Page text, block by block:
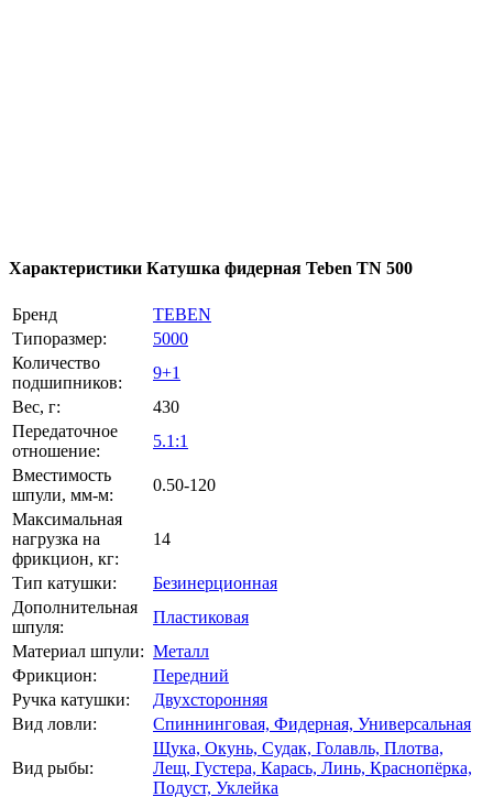
Характеристики Катушка фидерная Teben TN 500
Бренд
TEBEN
Типоразмер:
5000
Количество
подшипников:
9+1
Вес, г:
430
Передаточное
отношение:
5.1:1
Вместимость
шпули, мм-м:
0.50-120
Максимальная
нагрузка на
фрикцион, кг:
14
Тип катушки:
Безинерционная
Дополнительная
шпуля:
Пластиковая
Материал шпули: Металл
Фрикцион:
Передний
Ручка катушки:
Двухсторонняя
Вид ловли:
Спиннинговая, Фидерная, Универсальная
Вид рыбы:
Щука, Окунь, Судак, Голавль, Плотва,
Лещ, Густера, Карась, Линь, Краснопёрка,
Подуст, Уклейка